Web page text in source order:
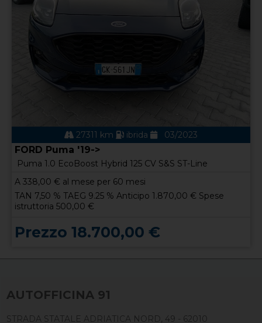
27311 km ibrida 03/2023
FORD Puma '19->
Puma 1.0 EcoBoost Hybrid 125 CV S&S ST-Line
A 338,00 € al mese per 60 mesi
TAN 7,50 % TAEG 9.25 % Anticipo 1.870,00 € Spese
istruttoria 500,00 €
Prezzo 18.700,00 €
AUTOFFICINA 91
STRADA STATALE ADRIATICA NORD, 49 - 62010